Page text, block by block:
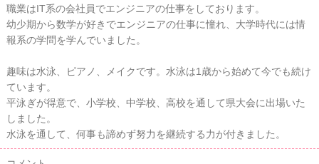
職業はIT系の会社員でエンジニアの仕事をしております。
幼少期から数学が好きでエンジニアの仕事に憧れ、大学時代には情
報系の学問を学んでいました。
趣味は水泳、ピアノ、メイクです。水泳は1歳から始めて今でも続け
ています。
平泳ぎが得意で、小学校、中学校、高校を通して県大会に出場いた
しました。
水泳を通して、何事も諦めず努力を継続する力が付きました。